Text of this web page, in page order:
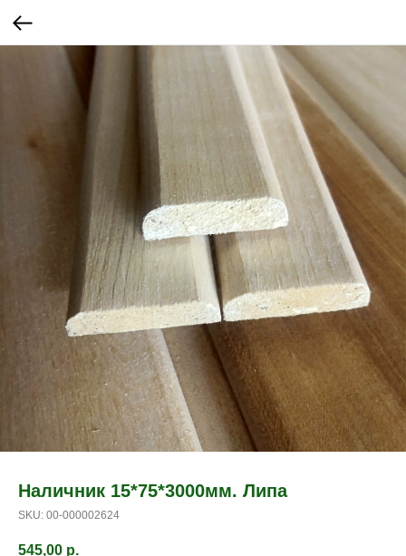
Наличник 15*75*3000мм. Липа
SKU: 00-000002624
545,00 р.